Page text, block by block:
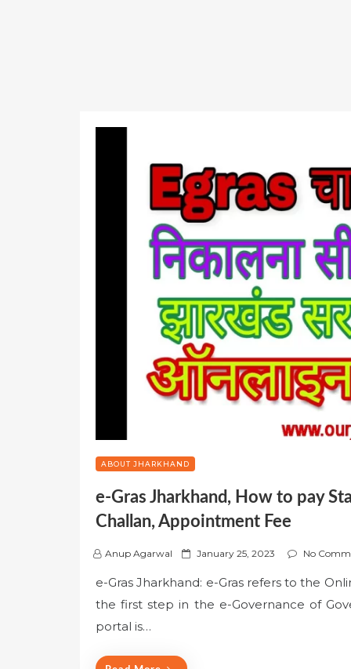
ABOUT JHARKHAND
e-Gras Jharkhand, How to pay
Challan, Appointment Fee
Anup Agarwal
P
s
January 25, 2023 No
e-Gras Jharkhand: e-Gras refers to the
the first step in the e-Governance of
portal is…